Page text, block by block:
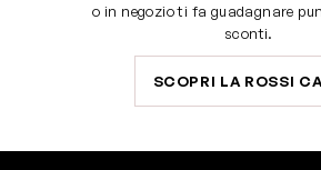
o in negozio ti fa guadagnare
sconti.
SCOPRI LA ROSSI